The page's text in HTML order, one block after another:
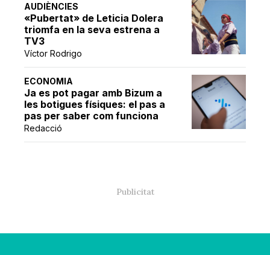
AUDIÈNCIES
«Pubertat» de Leticia Dolera
triomfa en la seva estrena a
TV3
Víctor Rodrigo
ECONOMIA
Ja es pot pagar amb Bizum a
les botigues físiques: el pas a
pas per saber com funciona
Redacció